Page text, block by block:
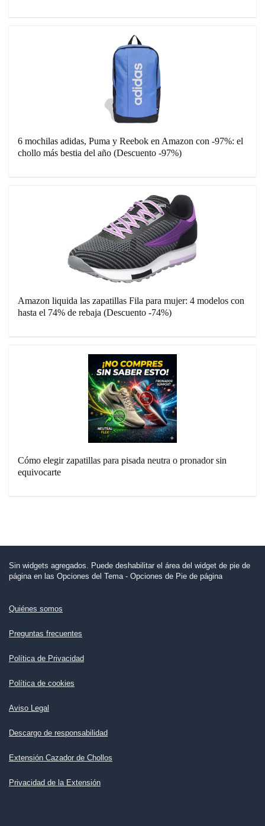
6 mochilas adidas, Puma y Reebok en Amazon con -97%: el
chollo más bestia del año (Descuento -97%)
Amazon liquida las zapatillas Fila para mujer: 4 modelos con
hasta el 74% de rebaja (Descuento -74%)
Cómo elegir zapatillas para pisada neutra o pronador sin
equivocarte
Sin widgets agregados. Puede deshabilitar el área del widget de pie de
página en las Opciones del Tema - Opciones de Pie de página
Quiénes somos
Preguntas frecuentes
Política de Privacidad
Política de cookies
Aviso Legal
Descargo de responsabilidad
Extensión Cazador de Chollos
Privacidad de la Extensión